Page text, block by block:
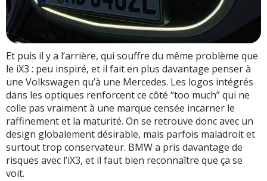
Et puis il y a l’arrière, qui souffre du même problème que
le iX3 : peu inspiré, et il fait en plus davantage penser à
une Volkswagen qu’à une Mercedes. Les logos intégrés
dans les optiques renforcent ce côté “too much” qui ne
colle pas vraiment à une marque censée incarner le
raffinement et la maturité. On se retrouve donc avec un
design globalement désirable, mais parfois maladroit et
surtout trop conservateur. BMW a pris davantage de
risques avec l’iX3, et il faut bien reconnaître que ça se
voit.